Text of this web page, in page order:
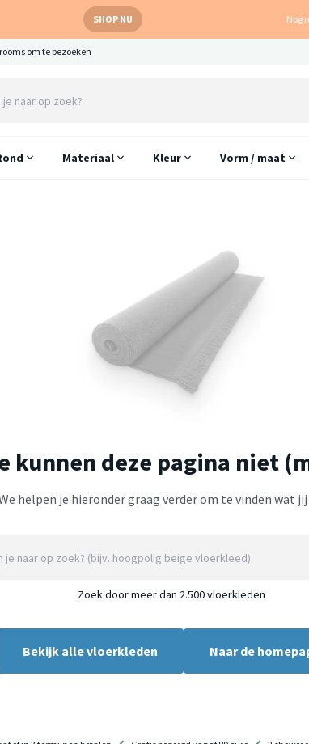
SHOP NU Nog
om te bezoeken
Materiaal Kleur Vorm / maat
kunnen deze pagina niet
helpen je hieronder graag verder om te vinden wat
Zoek door meer dan 2.500 vloerkleden
Bekijk alle vloerkleden Naar de